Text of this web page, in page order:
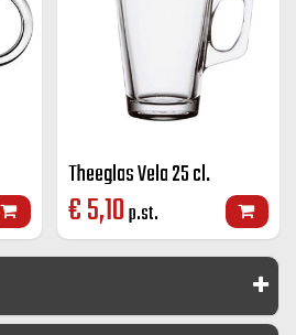
Theeglas Vela 25 cl.
€5,10p.st.